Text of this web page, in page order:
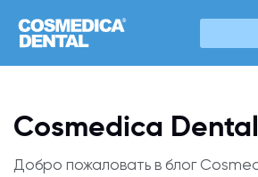
Cosmedica
Добро пожаловать в блог